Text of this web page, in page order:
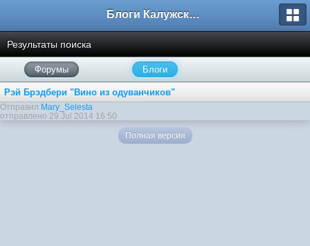
Блоги Калужского перекрестка
Результаты поиска
Форумы Блоги
Рэй Брэдбери "Вино из одуванчиков"
Отправил Mary_Selesta
отправлено 29 Jul 2014 16:50
Полная версия